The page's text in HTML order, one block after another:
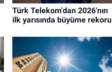
Türk Telekom’dan 2026'nın
ilk yarısında büyüme rekoru